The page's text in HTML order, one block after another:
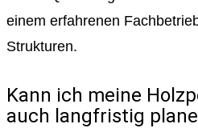
einem erfahrenen
Strukturen.
Kann ich meine
auch langfristig